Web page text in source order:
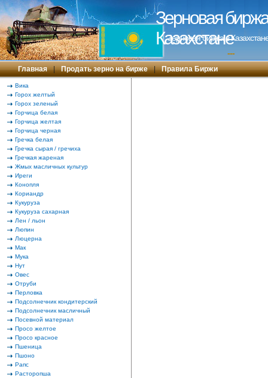
Зерновая
Казахстане
Зерновая биржа в
---
Главная | Продать зерно на бирже | Правила Биржи
Вика
Горох желтый
Горох зеленый
Горчица белая
Горчица желтая
Горчица черная
Гречка белая
Гречка сырая / гречиха
Гречкая жареная
Жмых масличных культур
Иреги
Конопля
Кориандр
Кукуруза
Кукуруза сахарная
Лен / льон
Люпин
Люцерна
Мак
Мука
Нут
Овес
Отруби
Перловка
Подсолнечник кондитерский
Подсолнечник масличный
Посевной материал
Просо желтое
Просо красное
Пшеница
Пшоно
Рапс
Расторопша